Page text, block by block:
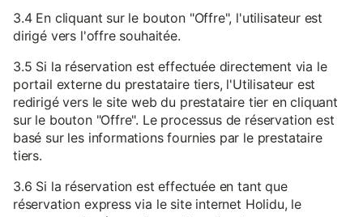
3.4 En cliquant sur le bouton "Offre", l'utilisateur est
dirigé vers l'offre souhaitée.
3.5 Si la réservation est effectuée directement via le
portail externe du prestataire tiers, l'Utilisateur est
redirigé vers le site web du prestataire tier en cliquant
sur le bouton "Offre". Le processus de réservation est
basé sur les informations fournies par le prestataire
tiers.
3.6 Si la réservation est effectuée en tant que
réservation express via le site internet Holidu, le